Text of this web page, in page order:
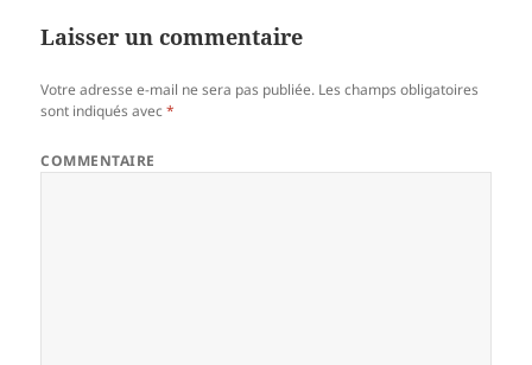
Laisser un commentaire
Votre adresse e-mail ne sera pas publiée. Les champs obligatoires
sont indiqués avec*
COMMENTAIRE